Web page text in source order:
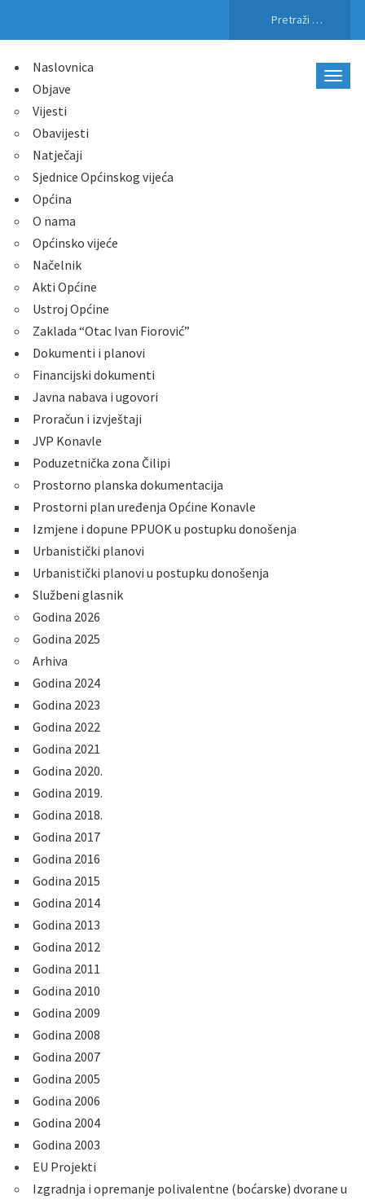
Naslovnica
Objave
Vijesti
Obavijesti
Natječaji
Sjednice Općinskog vijeća
Općina
O nama
Općinsko vijeće
Načelnik
Akti Općine
Ustroj Općine
Zaklada “Otac Ivan Fiorović”
Dokumenti i planovi
Financijski dokumenti
Javna nabava i ugovori
Proračun i izvještaji
JVP Konavle
Poduzetnička zona Čilipi
Prostorno planska dokumentacija
Prostorni plan uređenja Općine Konavle
Izmjene i dopune PPUOK u postupku donošenja
Urbanistički planovi
Urbanistički planovi u postupku donošenja
Službeni glasnik
Godina 2026
Godina 2025
Arhiva
Godina 2024
Godina 2023
Godina 2022
Godina 2021
Godina 2020.
Godina 2019.
Godina 2018.
Godina 2017
Godina 2016
Godina 2015
Godina 2014
Godina 2013
Godina 2012
Godina 2011
Godina 2010
Godina 2009
Godina 2008
Godina 2007
Godina 2005
Godina 2006
Godina 2004
Godina 2003
EU Projekti
Izgradnja i opremanje polivalentne (boćarske) dvorane u